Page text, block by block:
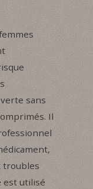
sans
Il
troubles
est utilisé